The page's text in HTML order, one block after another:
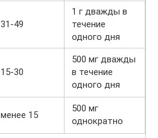
31-49
1 г дважды в
течение
одного дня
15-30
500 мг дважды
в течение
одного дня
менее 15
500 мг
однократно